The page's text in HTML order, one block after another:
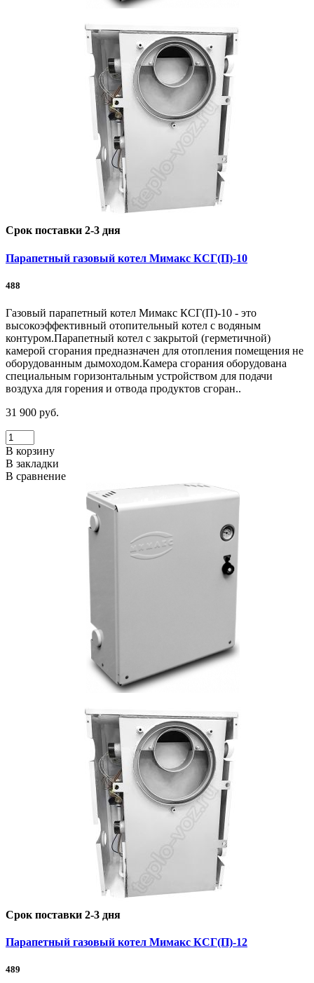
Срок поставки 2-3 дня
Парапетный газовый котел Мимакс КСГ(П)-10
488
Газовый парапетный котел Мимакс КСГ(П)-10 - это
высокоэффективный отопительный котел с водяным
контуром.Парапетный котел с закрытой (герметичной)
камерой сгорания предназначен для отопления помещения не
оборудованным дымоходом.Камера сгорания оборудована
специальным горизонтальным устройством для подачи
воздуха для горения и отвода продуктов сгоран..
31 900 руб.
В корзину
В закладки
В сравнение
Срок поставки 2-3 дня
Парапетный газовый котел Мимакс КСГ(П)-12
489